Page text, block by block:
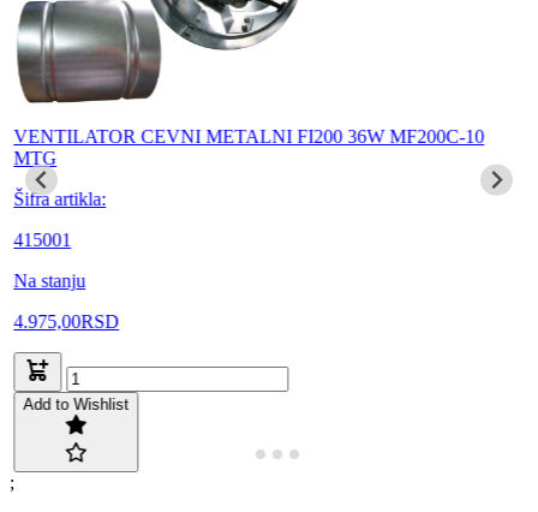
VENTILATOR CEVNI METALNI FI200 36W MF200C-10
MTG
Šifra artikla:
415001
Na stanju
4.975,00RSD
Add to Wishlist
;